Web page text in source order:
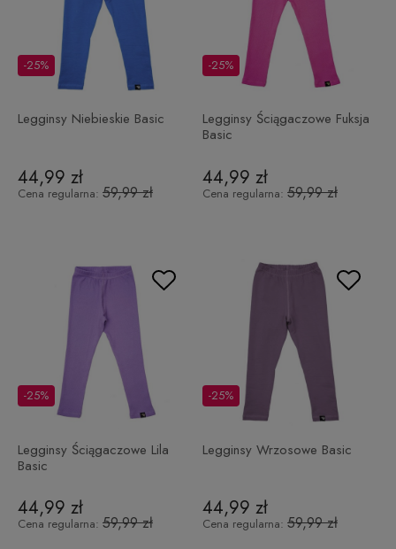
Legginsy Niebieskie Basic
44,99 zł
-25%
Cena regularna: 59,99 zł
Legginsy Ściągaczowe Fuksja
Basic
44,99 zł
-25%
Cena regularna: 59,99 zł
Legginsy Ściągaczowe Lila
Basic
44,99 zł
-25%
Cena regularna: 59,99 zł
Legginsy Wrzosowe Basic
44,99 zł
-25%
Cena regularna: 59,99 zł